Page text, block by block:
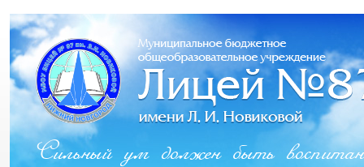
Сильный ум должен быть